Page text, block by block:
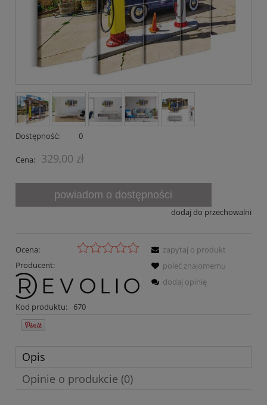
Dostępność: 0
Cena: 329,00 zł
powiadom o dostępności
dodaj do przechowalni
Ocena:
Producent:
Kod produktu: 670
zapytaj o produkt
poleć znajomemu
dodaj opinię
Opis
Opinie o produkcie (0)